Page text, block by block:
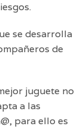
se desarrolla
de
juguete no
a las
para ello es